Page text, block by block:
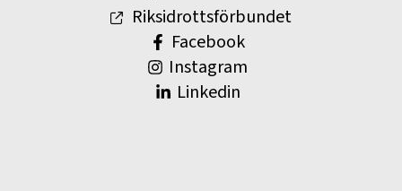
Riksidrottsförbundet
Facebook
Instagram
Linkedin